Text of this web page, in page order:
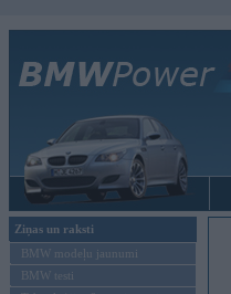
Ziņas un raksti
BMW modeļu jaunumi
BMW testi